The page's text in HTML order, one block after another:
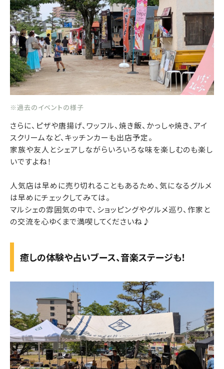
※過去のイベントの様子
さらに、ピザや唐揚げ、ワッフル、焼き飯、かっしゃ焼き、アイ
スクリームなど、キッチンカーも出店予定。
家族や友人とシェアしながらいろいろな味を楽しむのも楽し
いですよね！
人気店は早めに売り切れることもあるため、気になるグルメ
は早めにチェックしてみては。
マルシェの雰囲気の中で、ショッピングやグルメ巡り、作家と
の交流を心ゆくまで満喫してくださいね♪
癒しの体験や占いブース、音楽ステージも！